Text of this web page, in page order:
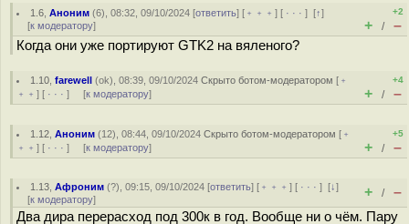
1.6 ,Аноним (6), 08:32, 09/10/2024 [ответить] [ ﹢﹢﹢] [ · · ·][↑]
[к модератору]
+2
+ / –
Когда они уже портируют GTK2 на вяленого?
1.10 ,farewell (ok), 08:39, 09/10/2024Скрыто ботом-модератором [ ﹢
﹢﹢ ] [ · · · ] [к модератору]
+4
+ / –
1.12 ,Аноним (12), 08:44, 09/10/2024Скрыто ботом-модератором [ ﹢
﹢﹢ ] [ · · · ] [к модератору]
+5
+ / –
1.13 ,Афроним (?), 09:15, 09/10/2024 [ответить] [ ﹢﹢﹢] [ · · ·][↓]
[к модератору] + / –
Два дира перерасход под 300к в год. Вообще ни о чём. Пару